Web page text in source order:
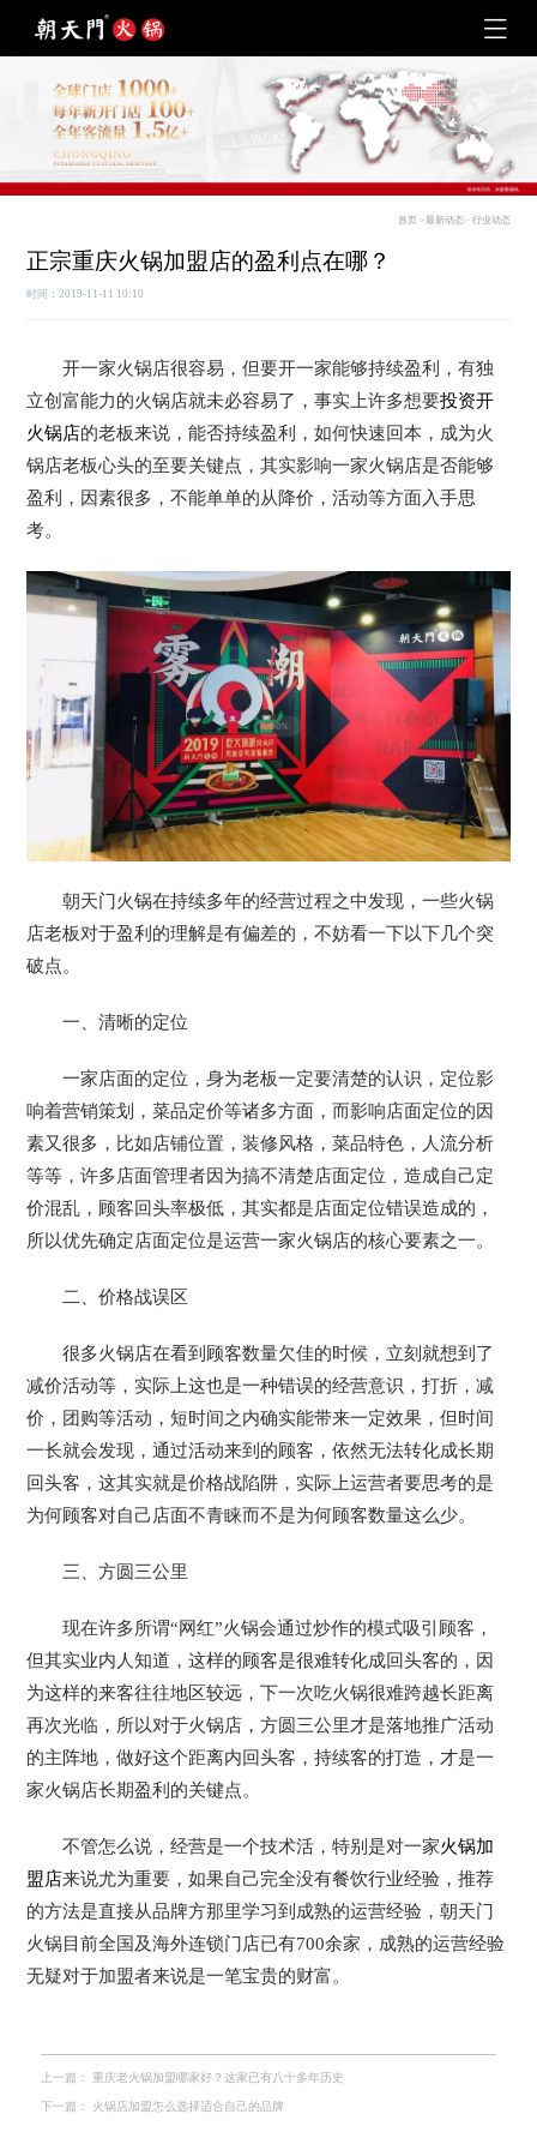
首页 >最新动态> 行业动态
正宗重庆火锅加盟店的盈利点在哪？
时间：2019-11-11 10:10
开一家火锅店很容易，但要开一家能够持续盈利，有独
立创富能力的火锅店就未必容易了，事实上许多想要投资开
火锅店的老板来说，能否持续盈利，如何快速回本，成为火
锅店老板心头的至要关键点，其实影响一家火锅店是否能够
盈利，因素很多，不能单单的从降价，活动等方面入手思
考。
朝天门火锅在持续多年的经营过程之中发现，一些火锅
店老板对于盈利的理解是有偏差的，不妨看一下以下几个突
破点。
一、清晰的定位
一家店面的定位，身为老板一定要清楚的认识，定位影
响着营销策划，菜品定价等诸多方面，而影响店面定位的因
素又很多，比如店铺位置，装修风格，菜品特色，人流分析
等等，许多店面管理者因为搞不清楚店面定位，造成自己定
价混乱，顾客回头率极低，其实都是店面定位错误造成的，
所以优先确定店面定位是运营一家火锅店的核心要素之一。
二、价格战误区
很多火锅店在看到顾客数量欠佳的时候，立刻就想到了
减价活动等，实际上这也是一种错误的经营意识，打折，减
价，团购等活动，短时间之内确实能带来一定效果，但时间
一长就会发现，通过活动来到的顾客，依然无法转化成长期
回头客，这其实就是价格战陷阱，实际上运营者要思考的是
为何顾客对自己店面不青睐而不是为何顾客数量这么少。
三、方圆三公里
现在许多所谓“网红”火锅会通过炒作的模式吸引顾客，
但其实业内人知道，这样的顾客是很难转化成回头客的，因
为这样的来客往往地区较远，下一次吃火锅很难跨越长距离
再次光临，所以对于火锅店，方圆三公里才是落地推广活动
的主阵地，做好这个距离内回头客，持续客的打造，才是一
家火锅店长期盈利的关键点。
不管怎么说，经营是一个技术活，特别是对一家火锅加
盟店来说尤为重要，如果自己完全没有餐饮行业经验，推荐
的方法是直接从品牌方那里学习到成熟的运营经验，朝天门
火锅目前全国及海外连锁门店已有700余家，成熟的运营经验
无疑对于加盟者来说是一笔宝贵的财富。
上一篇： 重庆老火锅加盟哪家好？这家已有八十多年历史
下一篇： 火锅店加盟怎么选择适合自己的品牌